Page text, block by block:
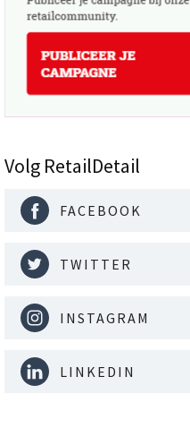
Volg RetailDetail
FACEBOOK
TWITTER
INSTAGRAM
LINKEDIN